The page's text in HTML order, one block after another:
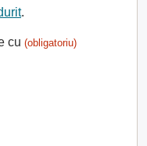
.
cu (obligatoriu)